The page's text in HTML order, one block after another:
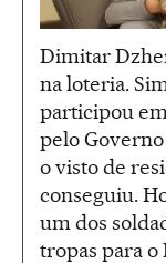
Dimitar
na loteria.
participou
pelo
o visto de
conseguiu.
um dos
tropas para o